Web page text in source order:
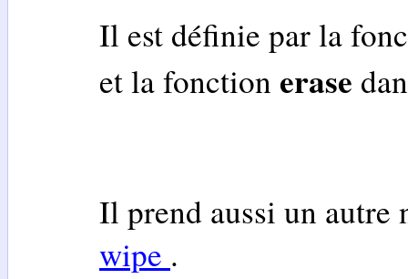
Il est définie par la
et la fonction erase
Il prend aussi un autre
wipe .